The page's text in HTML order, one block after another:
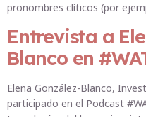
pronombres clíticos (por
Entrevista a
Blanco en
Elena González-Blanco,
participado en el Podcast